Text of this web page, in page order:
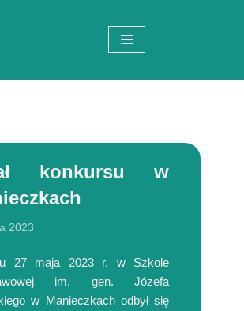
konkursu w
2023
27 maja 2023 r. w Szkole
im. gen. Józefa
w Manieczkach odbył się